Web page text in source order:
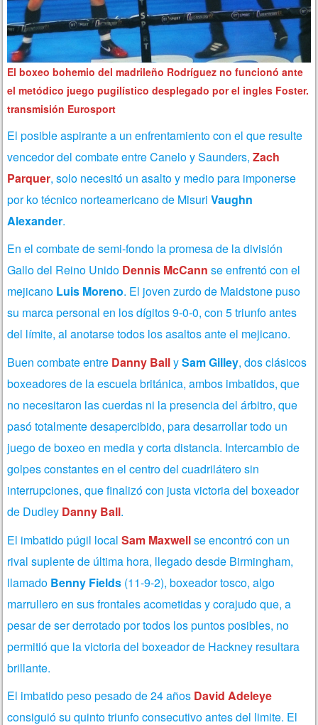
El boxeo bohemio del madrileño Rodríguez no funcionó ante
el metódico juego pugilístico desplegado por el ingles Foster.
transmisión Eurosport
El posible aspirante a un enfrentamiento con el que resulte
vencedor del combate entre Canelo y Saunders,Zach
Parquer, solo necesitó un asalto y medio para imponerse
por ko técnico norteamericano de MisuriVaughn
Alexander.
En el combate de semi-fondo la promesa de la división
Gallo del Reino Unido Dennis McCann se enfrentó con el
mejicano Luis Moreno. El joven zurdo de Maidstone puso
su marca personal en los dígitos 9-0-0, con 5 triunfo antes
del límite, al anotarse todos los asaltos ante el mejicano.
Buen combate entre Danny BallySam Gilley, dos clásicos
boxeadores de la escuela británica, ambos imbatidos, que
no necesitaron las cuerdas ni la presencia del árbitro, que
pasó totalmente desapercibido, para desarrollar todo un
juego de boxeo en media y corta distancia. Intercambio de
golpes constantes en el centro del cuadrilátero sin
interrupciones, que finalizó con justa victoria del boxeador
de Dudley Danny Ball.
El imbatido púgil localSam Maxwellse encontró con un
rival suplente de última hora, llegado desde Birmingham,
llamado Benny Fields (11-9-2), boxeador tosco, algo
marrullero en sus frontales acometidas y corajudo que, a
pesar de ser derrotado por todos los puntos posibles, no
permitió que la victoria del boxeador de Hackney resultara
brillante.
El imbatido peso pesado de 24 años David Adeleye
consiguió su quinto triunfo consecutivo antes del limite. El